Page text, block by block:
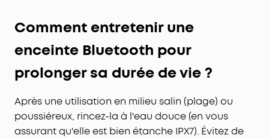
Comment entretenirune
enceinte Bluetooth pour
prolonger sa durée de vie ?
Après une utilisation en milieu salin (plage) ou
poussiéreux, rincez-la à l'eau douce (en vous
assurant qu'elle est bien étanche IPX7). Évitez de